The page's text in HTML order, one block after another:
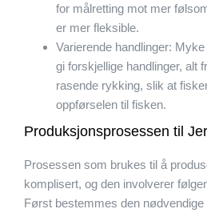
for målretting mot mer
er mer fleksible.
Varierende handlinger:
gi forskjellige handlinger, alt
rasende rykking, slik at
oppførselen til fisken.
Produksjonsprosessen til
Prosessen som brukes til å
komplisert, og den involverer
Først bestemmes den